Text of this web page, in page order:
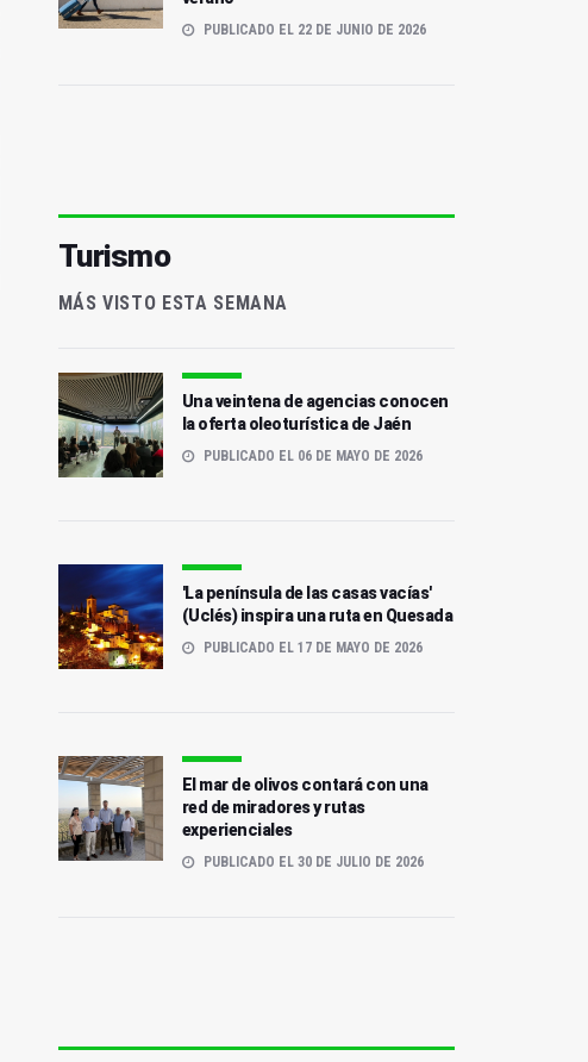
PUBLICADO EL 22 DE JUNIO DE 2026
Turismo
MÁS VISTO ESTA SEMANA
Una veintena de agencias conocen
la oferta oleoturística de Jaén
PUBLICADO EL 06 DE MAYO DE 2026
'La península de las casas vacías'
(Uclés) inspira una ruta en Quesada
PUBLICADO EL 17 DE MAYO DE 2026
El mar de olivos contará con una
red de miradores y rutas
experienciales
PUBLICADO EL 30 DE JULIO DE 2026